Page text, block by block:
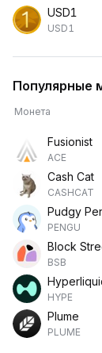
USD1
USD1
Популярные
Монета
Fusionist
ACE
Cash Cat
CASHCAT
Pudgy
PENGU
Block
BSB
HYPE
Plume
PLUME